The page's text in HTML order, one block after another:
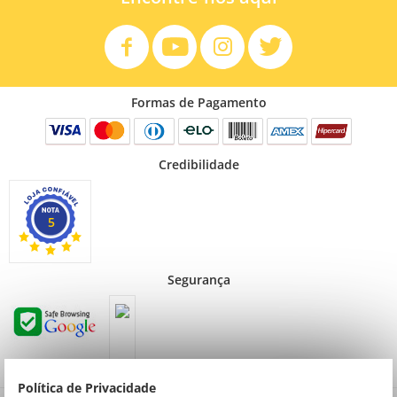
Política de Privacidade
Formas de Pagamento
Credibilidade
5
Segurança